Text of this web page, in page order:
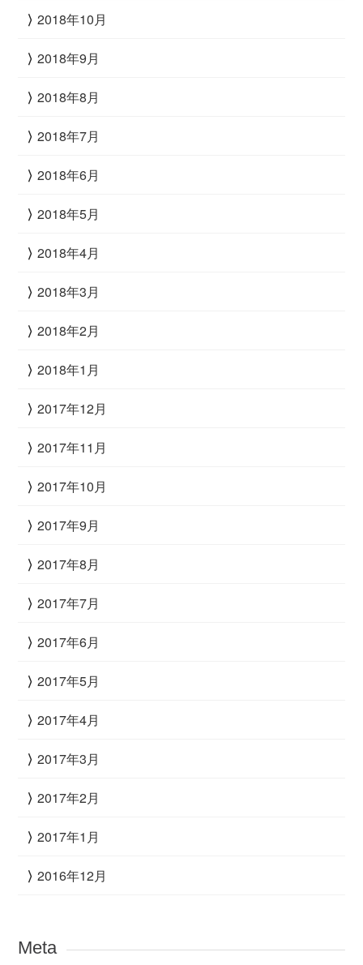
2018年10月
2018年9月
2018年8月
2018年7月
2018年6月
2018年5月
2018年4月
2018年3月
2018年2月
2018年1月
2017年12月
2017年11月
2017年10月
2017年9月
2017年8月
2017年7月
2017年6月
2017年5月
2017年4月
2017年3月
2017年2月
2017年1月
2016年12月
Meta